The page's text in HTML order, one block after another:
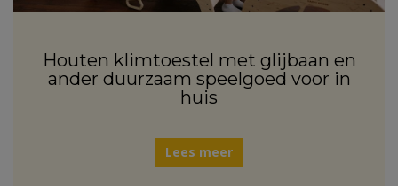
Houten klimtoestel met glijbaan en
ander duurzaam speelgoed voor in
huis
Lees meer